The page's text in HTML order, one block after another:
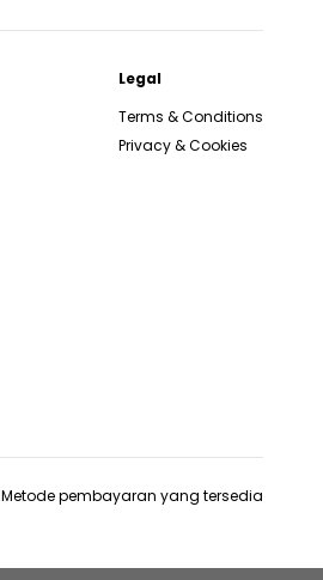
Legal
Terms & Conditions
Privacy & Cookies
Metode pembayaran yang tersedia